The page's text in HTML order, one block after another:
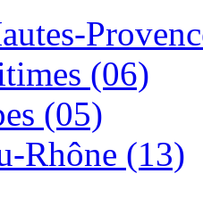
(06)
(05)
Rhône (13)